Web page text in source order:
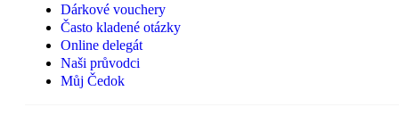
Dárkové vouchery
Často kladené otázky
Online delegát
Naši průvodci
Můj Čedok